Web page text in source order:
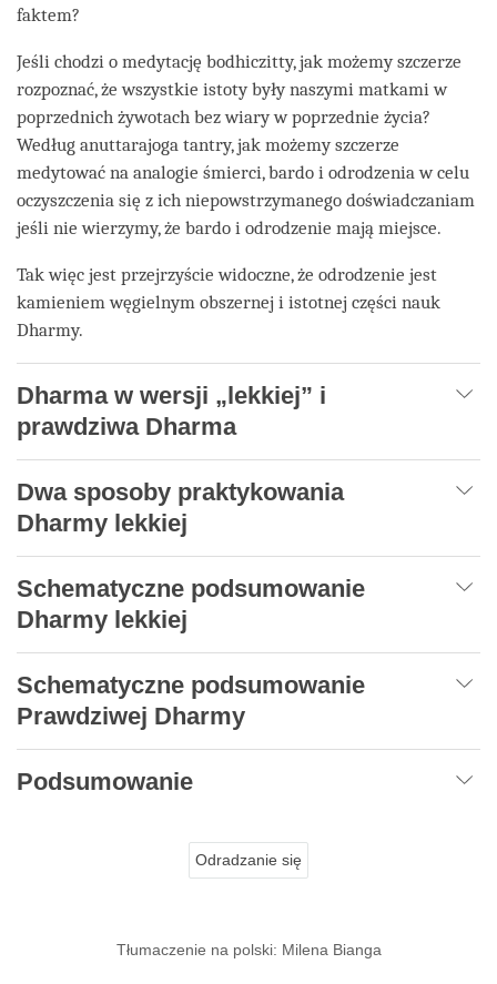
faktem?
Jeśli chodzi o medytację bodhiczitty, jak możemy szczerze
rozpoznać, że wszystkie istoty były naszymi matkami w
poprzednich żywotach bez wiary w poprzednie życia?
Według anuttarajoga tantry, jak możemy szczerze
medytować na analogie śmierci, bardo i odrodzenia w celu
oczyszczenia się z ich niepowstrzymanego doświadczaniam
jeśli nie wierzymy, że bardo i odrodzenie mają miejsce.
Tak więc jest przejrzyście widoczne, że odrodzenie jest
kamieniem węgielnym obszernej i istotnej części nauk
Dharmy.
Dharma w wersji „lekkiej” i
prawdziwa Dharma
Dwa sposoby praktykowania
Dharmy lekkiej
Schematyczne podsumowanie
Dharmy lekkiej
Schematyczne podsumowanie
Prawdziwej Dharmy
Podsumowanie
Odradzanie się
Tłumaczenie na polski: Milena Bianga